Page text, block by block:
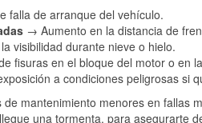
falla de arranque del vehículo.
→ Aumento en la distancia de
visibilidad durante nieve o hielo.
fisuras en el bloque del motor o en
a condiciones peligrosas si
mantenimiento menores en
una tormenta, para asegurarte